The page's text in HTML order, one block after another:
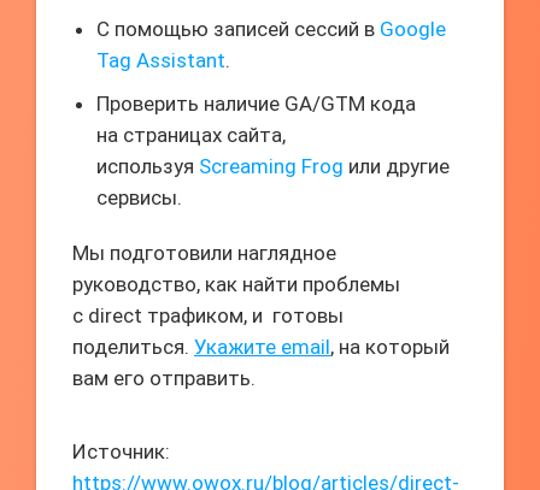
С помощью записей сессий в Google
Tag Assistant.
Проверить наличие GA/GTM кода
на страницах сайта,
используя Screaming Frog или другие
сервисы.
Мы подготовили наглядное
руководство, как найти проблемы
с direct трафиком, и готовы
поделиться. Укажите email, на который
вам его отправить.
Источник:
https://www.owox.ru/blog/articles/direct-